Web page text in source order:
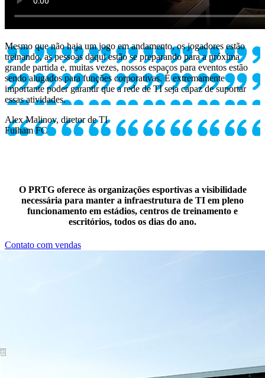
Mesmo que não haja um jogo em andamento, os jogadores estão
treinando, as pessoas daqui estão se preparando para a próxima
grande partida e, muitas vezes, nossos espaços para eventos estão
sendo alugados para funções corporativas. É extremamente
importante poder garantir que a rede de TI seja capaz de suportar
essas atividades.
Alex Malinov, diretor de TI
Fulham FC
O PRTG oferece às organizações esportivas a visibilidade
necessária para manter a infraestrutura de TI em pleno
funcionamento em estádios, centros de treinamento e
escritórios, todos os dias do ano.
Contato com vendas